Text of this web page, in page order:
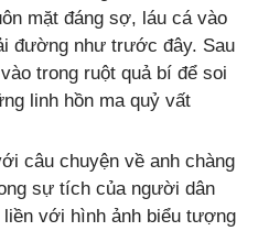
mặt đáng sợ, láu cá vào
đường như trước đây. Sau
trong ruột quả bí để soi
linh hồn ma quỷ vất
câu chuyện về anh chàng
sự tích của người dân
với hình ảnh biểu tượng